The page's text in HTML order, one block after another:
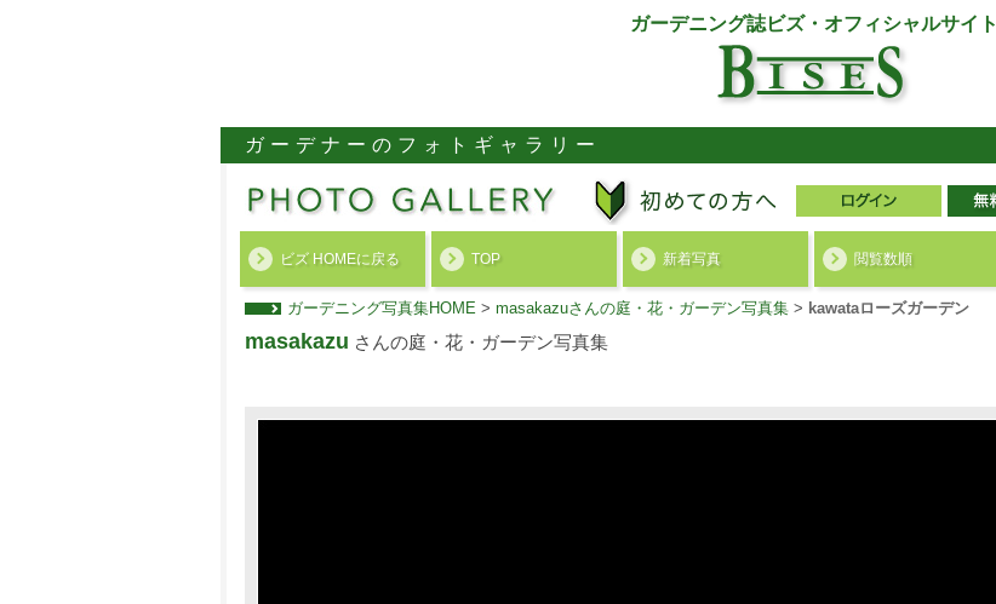
ガーデニング誌ビズ・オフィシャルサイト
ガーデナーのフォトギャラリー
ビズ HOMEに戻る TOP 新着写真 閲覧数順
ガーデニング写真集HOME > masakazuさんの庭・花・ガーデン写真集 > kawataローズガーデン
masakazu さんの庭・花・ガーデン写真集